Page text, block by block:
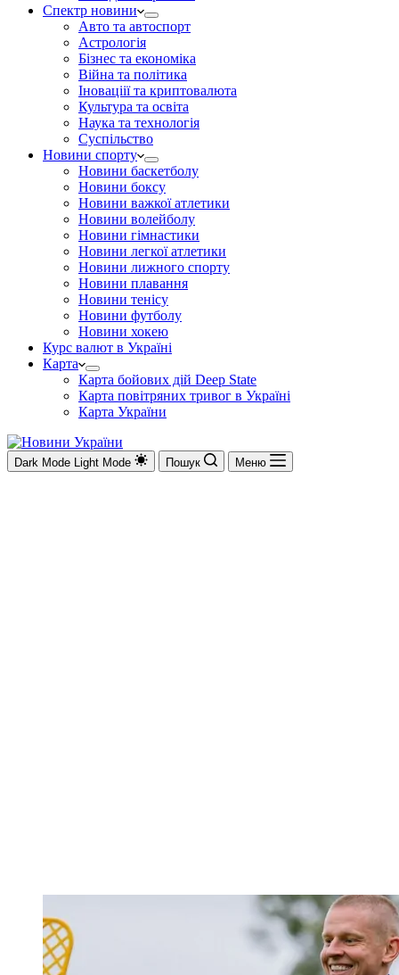
Спектр новини
Авто та автоспорт
Астрологія
Бізнес та економіка
Війна та політика
Іноваціії та криптовалюта
Культура та освіта
Наука та технологія
Суспільство
Новини спорту
Новини баскетболу
Новини боксу
Новини важкої атлетики
Новини волейболу
Новини гімнастики
Новини легкої атлетики
Новини лижного спорту
Новини плавання
Новини тенісу
Новини футболу
Новини хокею
Курс валют в Україні
Карта
Карта бойових дій Deep State
Карта повітряних тривог в Україні
Карта України
Dark Mode Light Mode Пошук Меню